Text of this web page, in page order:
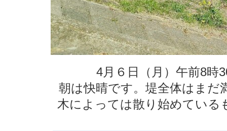
4月６日（月）午前8時
朝は快晴です。堤全体はまだ
木によっては散り始めている